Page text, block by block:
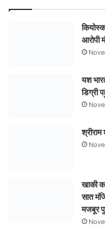
आरोपी
यश
डिग्री
खाकी
सात
मजबूर